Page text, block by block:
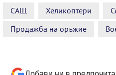
САЩ
Хеликоптери
Продажба на оръжие